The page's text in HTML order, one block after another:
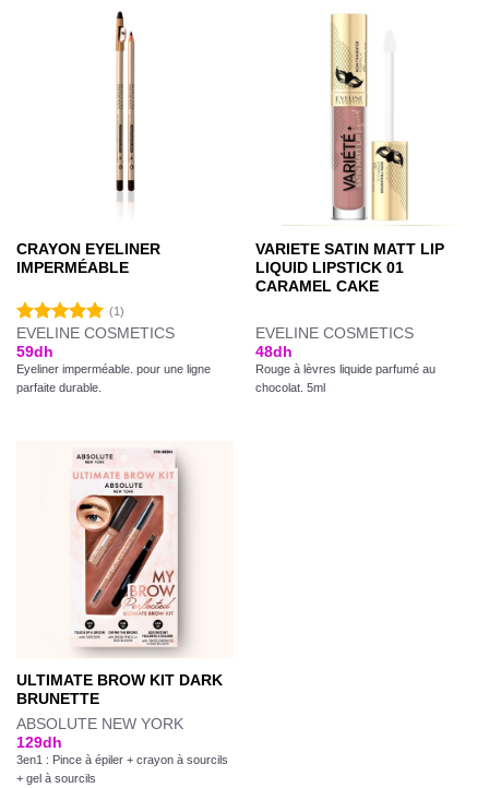
CRAYON EYELINER
IMPERMÉABLE
Note5.00
sur 5
(1)
EVELINE COSMETICS
59dh
Eyeliner imperméable. pour une ligne
parfaite durable.
VARIETE SATIN MATT LIP
LIQUID LIPSTICK 01
CARAMEL CAKE
EVELINE COSMETICS
48dh
Rouge à lèvres liquide parfumé au
chocolat. 5ml
ULTIMATE BROW KIT DARK
BRUNETTE
ABSOLUTE NEW YORK
129dh
3en1 : Pince à épiler + crayon à sourcils
+ gel à sourcils